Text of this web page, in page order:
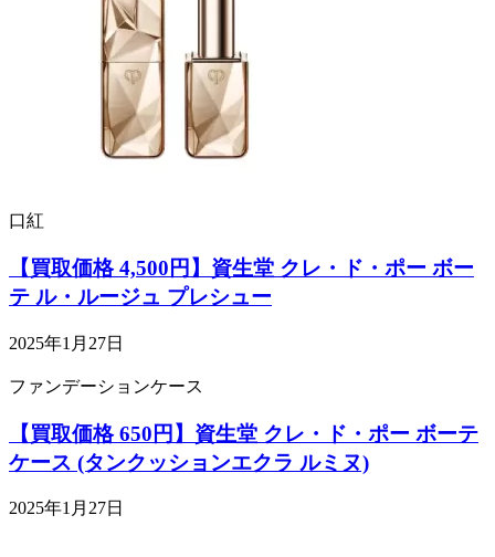
口紅
【買取価格 4,500円】資生堂 クレ・ド・ポー ボー
テ ル・ルージュ プレシュー
2025年1月27日
ファンデーションケース
【買取価格 650円】資生堂 クレ・ド・ポー ボーテ
ケース (タンクッションエクラ ルミヌ)
2025年1月27日